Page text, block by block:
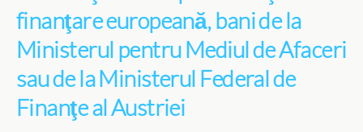
finanţare europeană, bani de la
Ministerul pentru Mediul de Afaceri
sau de la Ministerul Federal de
Finanţe al Austriei